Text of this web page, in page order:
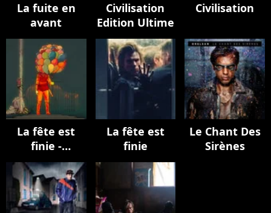
La fuite en
avant
Civilisation
Edition Ultime
Civilisation
La fête est
finie -
EPILOGUE
La fête est
finie
Le Chant Des
Sirènes